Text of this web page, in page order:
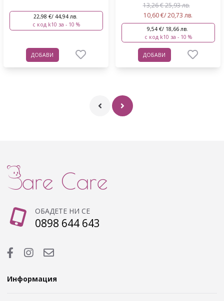
22,98 €/ 44,94 лв.
с код k10 за - 10 %
ДОБАВИ
13,26 € 25,93 лв.
10,60 €/ 20,73 лв.
9,54 €/ 18,66 лв.
с код k10 за - 10 %
ДОБАВИ
ОБАДЕТЕ НИ СЕ
0898 644 643
Информация